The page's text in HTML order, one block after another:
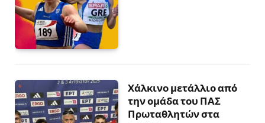
Χάλκινο μετάλλιο από
την ομάδα του ΠΑΣ
Πρωταθλητών στα